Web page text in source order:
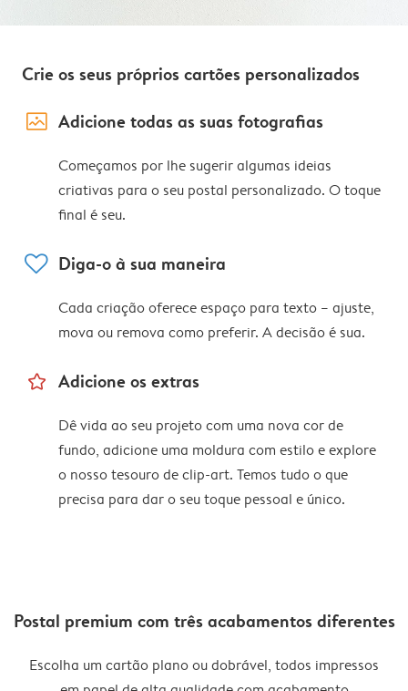
Crie os seus próprios cartões personalizados
image_placeholder Adicione todas as suas fotografias
Começamos por lhe sugerir algumas ideias
criativas para o seu postal personalizado. O toque
final é seu.
heart Diga-o à sua maneira
Cada criação oferece espaço para texto – ajuste,
mova ou remova como preferir. A decisão é sua.
star_outline Adicione os extras
Dê vida ao seu projeto com uma nova cor de
fundo, adicione uma moldura com estilo e explore
o nosso tesouro de clip-art. Temos tudo o que
precisa para dar o seu toque pessoal e único.
Postal premium com três acabamentos diferentes
Escolha um cartão plano ou dobrável, todos impressos